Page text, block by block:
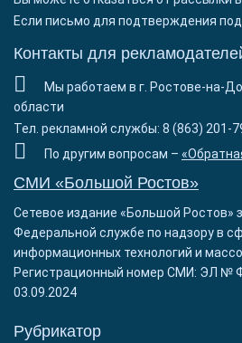
Если письмо для подтверждения
Контакты для
Мы работаем в г. Ростове-на-
области
Тел. рекламной службы: 8 (863) 201-
По другим вопросам –
СМИ «Большой Ростов»
Сетевое издание «Большой Ростов»
Федеральной службе по надзору в
информационных технологий и
Регистрационный номер СМИ: ЭЛ №
03.09.2024
Рубрикатор